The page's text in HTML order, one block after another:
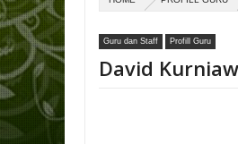
Guru dan Staff Profill Guru
David